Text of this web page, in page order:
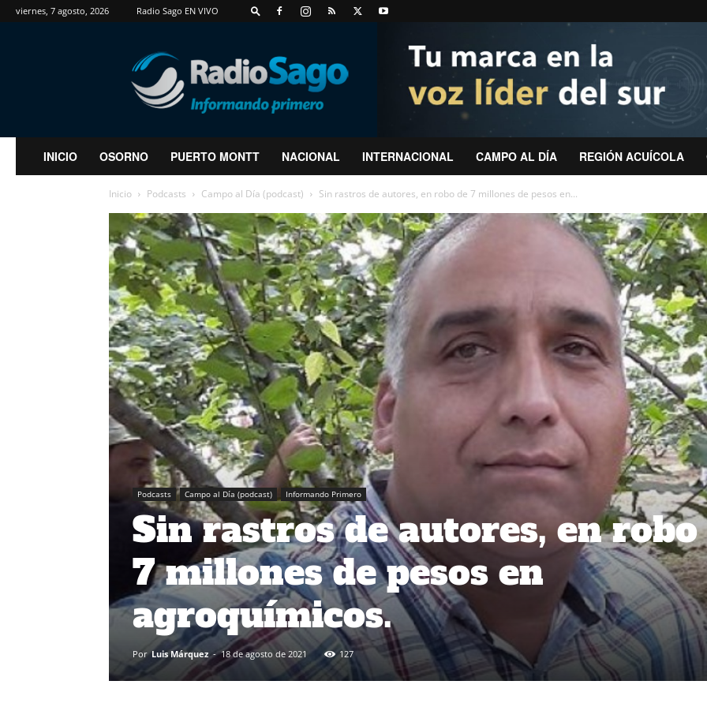
viernes, 7 agosto, 2026 Radio Sago EN VIVO
RadioSago
INICIO OSORNO PUERTO MONTT NACIONAL INTERNACIONAL CAMPO AL DÍA REGIÓN ACUÍCOLA
Inicio Podcasts Campo al Día (podcast) Sin rastros de autores, en robo de 7 millones de pesos en...
Podcasts Campo al Día (podcast) Informando Primero
Sin rastros de autores, en robo
7 millones de pesos en
agroquímicos.
Por Luis Márquez - 18 de agosto de 2021 127